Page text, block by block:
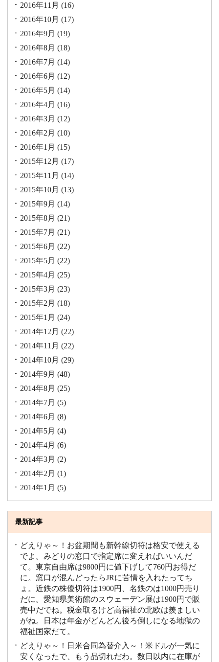
2016年11月 (16)
2016年10月 (17)
2016年9月 (19)
2016年8月 (18)
2016年7月 (14)
2016年6月 (12)
2016年5月 (14)
2016年4月 (16)
2016年3月 (12)
2016年2月 (10)
2016年1月 (15)
2015年12月 (17)
2015年11月 (14)
2015年10月 (13)
2015年9月 (14)
2015年8月 (21)
2015年7月 (21)
2015年6月 (22)
2015年5月 (22)
2015年4月 (25)
2015年3月 (23)
2015年2月 (18)
2015年1月 (24)
2014年12月 (22)
2014年11月 (22)
2014年10月 (29)
2014年9月 (48)
2014年8月 (25)
2014年7月 (5)
2014年6月 (8)
2014年5月 (4)
2014年4月 (6)
2014年3月 (2)
2014年2月 (1)
2014年1月 (5)
最新記事
どえりゃ～！お盆期間も新幹線切符は格安で使える
でよ。みどりの窓口で指定席に変えればいいんだ
て。東京自由席は9800円に値下げして760円お得だ
に。窓口が混んどったらJRに苦情を入れたってち
ょ。近鉄の株優切符は1900円、名鉄のは1000円売り
だに。愛知県美術館のスウェーデン展は1900円で販
売中だでね。税金取るけど高福祉の北欧は羨ましい
がね。日本は年金がどんどん後ろ倒しになる地獄の
福祉国家だて。
どえりゃ～！日米合同為替介入～！米ドルが一気に
安くなったで、もう品切れだわ。数日以内に在庫が